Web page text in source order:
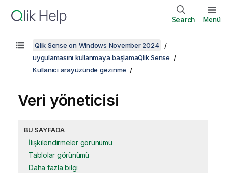
Search Menü
Qlik Sense on Windows November 2024
uygulamasını kullanmaya başlamaQlik Sense
Kullanıcı arayüzünde gezinme
Veri yöneticisi
BU SAYFADA
İlişkilendirmeler görünümü
Tablolar görünümü
Daha fazla bilgi